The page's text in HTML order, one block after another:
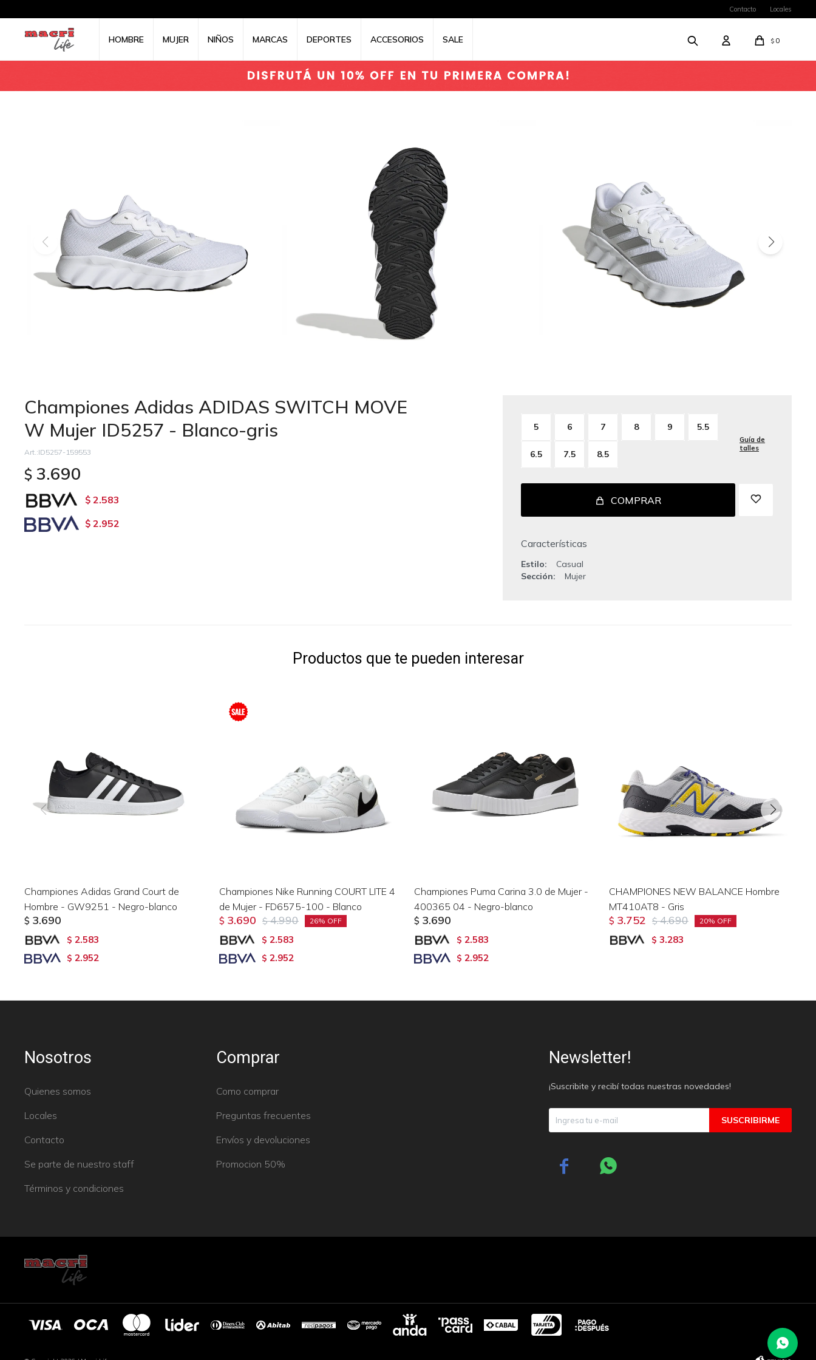
HOMBRE MUJER NIÑOS MARCAS DEPORTES ACCESORIOS SALE $ 0
Contacto Locales
Championes Adidas ADIDAS SWITCH MOVE
W Mujer ID5257 - Blanco-gris
ID5257-159553
$ 3.690
$ 2.583
$ 2.952
5 6 7 8 9 5.5
6.5 7.5 8.5
Guía de
talles
COMPRAR
Características
Estilo
Casual
Sección
Mujer
Productos que te pueden interesar
Championes Adidas Grand Court de
Hombre - GW9251 - Negro-blanco
$ 3.690
$ 2.583
$ 2.952
Championes Nike Running COURT LITE 4
de Mujer - FD6575-100 - Blanco
$ 3.690 $ 4.990 26
$ 2.583
$ 2.952
Championes Puma Carina 3.0 de Mujer -
400365 04 - Negro-blanco
$ 3.690
$ 2.583
$ 2.952
CHAMPIONES NEW BALANCE Hombre
MT410AT8 - Gris
$ 3.752 $ 4.690 20
$ 3.283
Nosotros
Quienes somos
Locales
Contacto
Se parte de nuestro staff
Términos y condiciones
Comprar
Como comprar
Preguntas frecuentes
Envíos y devoluciones
Promocion 50%
Newsletter!
¡Suscribite y recibí todas nuestras novedades!
SUSCRIBIRME
 